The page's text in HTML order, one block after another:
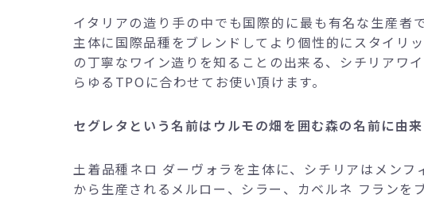
イタリアの造り手の中でも国際的に最も有名な生産
主体に国際品種をブレンドしてより個性的にスタイリ
の丁寧なワイン造りを知ることの出来る、シチリアワ
らゆるTPOに合わせてお使い頂けます。
セグレタという名前はウルモの畑を囲む森の名前に由
土着品種ネロ ダーヴォラを主体に、シチリアはメン
から生産されるメルロー、シラー、カベルネ フランを